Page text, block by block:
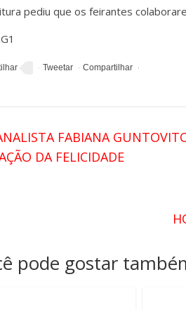
pediu que os feirantes
FABIANA
DA FELICIDADE
pode gostar